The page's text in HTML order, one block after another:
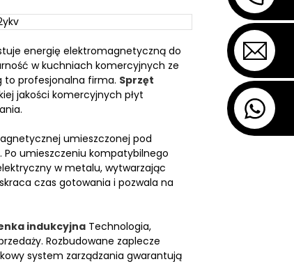
energię elektromagnetyczną do
w kuchniach komercyjnych ze
to profesjonalna firma. Sprzęt
jakości komercyjnych płyt
umieszczonej pod
umieszczeniu kompatybilnego
w metalu, wytwarzając
czas gotowania i pozwala na
indukcyjna Technologia,
Rozbudowane zaplecze
system zarządzania gwarantują